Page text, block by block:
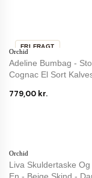
Orchid
Adeline Bumbag -
Cognac El Sort
779,00 kr.
FRI FRAGT
Orchid
Liva Skuldertaske Og